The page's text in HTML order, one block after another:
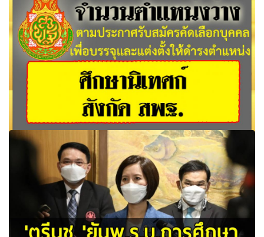
จำนวนตำแหน่งว่างตามประกาศรับสมัครคัดเลือกบุคคลเพื่อ
บรรจุและแต่งตั้งให้ดำรงตำแหน่งศึกษานิเทศก์ สังกัด สพฐ.